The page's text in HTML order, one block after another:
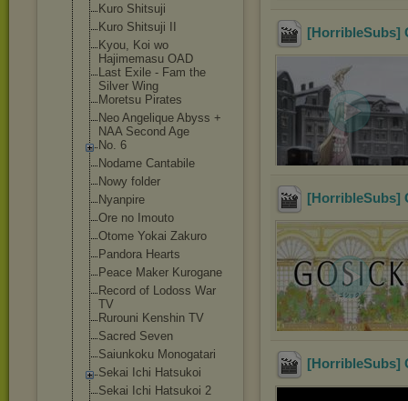
Kuro Shitsuji
Kuro Shitsuji II
Kyou, Koi wo
Hajimemasu OAD
Last Exile - Fam the
Silver Wing
Moretsu Pirates
Neo Angelique Abyss +
NAA Second Age
No. 6
Nodame Cantabile
Nowy folder
Nyanpire
Ore no Imouto
Otome Yokai Zakuro
Pandora Hearts
Peace Maker Kurogane
Record of Lodoss War
TV
Rurouni Kenshin TV
Sacred Seven
Saiunkoku Monogatari
Sekai Ichi Hatsukoi
Sekai Ichi Hatsukoi 2
[HorribleSubs]
[HorribleSubs]
[HorribleSubs]